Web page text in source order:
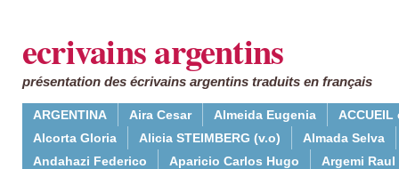
ecrivains argentins
présentation des écrivains argentins traduits en français
ARGENTINA Aira Cesar Almeida Eugenia
ACCUEIL
Alcorta Gloria
Alicia STEIMBERG (v.o)
Almada Selva
Andahazi Federico
Aparicio Carlos Hugo
Argemi Raul